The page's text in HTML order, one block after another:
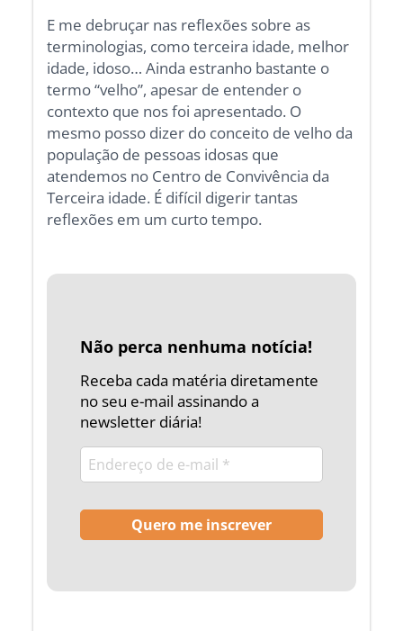
E me debruçar nas reflexões sobre as
terminologias, como terceira idade, melhor
idade, idoso… Ainda estranho bastante o
termo “velho”, apesar de entender o
contexto que nos foi apresentado. O
mesmo posso dizer do conceito de velho da
população de pessoas idosas que
atendemos no Centro de Convivência da
Terceira idade. É difícil digerir tantas
reflexões em um curto tempo.
Não perca nenhuma notícia!
Receba cada matéria diretamente
no seu e-mail assinando a
newsletter diária!